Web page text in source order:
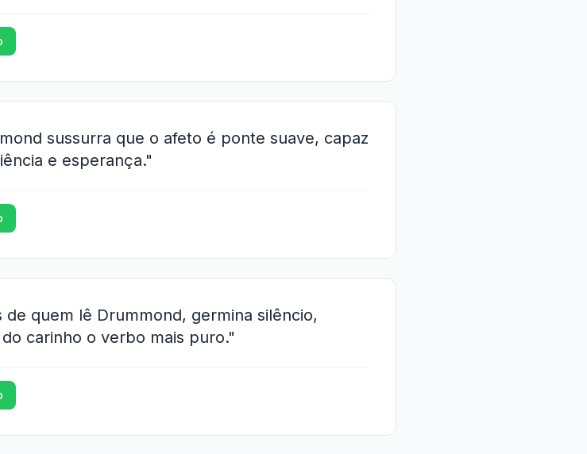
sussurra que o afeto é ponte suave, capaz
e esperança."
quem lê Drummond, germina silêncio,
carinho o verbo mais puro."